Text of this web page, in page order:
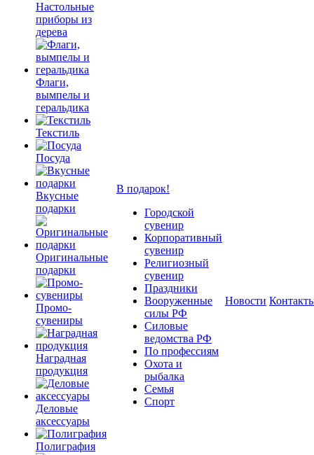
Настольные
приборы из
дерева
Флаги,
вымпелы и
геральдика
Текстиль
Посуда
Вкусные
подарки
Оригинальные
подарки
Промо-
сувениры
Наградная
продукция
Деловые
аксессуары
Полиграфия
В подарок!
Городской
сувенир
Корпоративный
сувенир
Религиозный
сувенир
Праздники
Вооруженные
силы РФ
Силовые
ведомства РФ
По профессиям
Охота и
рыбалка
Семья
Спорт
Новости